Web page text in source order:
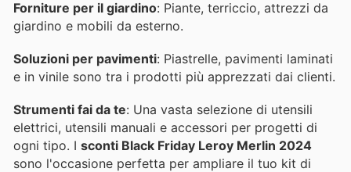
Forniture per il giardino: Piante, terriccio, attrezzi da
giardino e mobili da esterno.
Soluzioni per pavimenti: Piastrelle, pavimenti laminati
e in vinile sono tra i prodotti più apprezzati dai clienti.
Strumenti fai da te: Una vasta selezione di utensili
elettrici, utensili manuali e accessori per progetti di
ogni tipo. I sconti Black Friday Leroy Merlin 2024
sono l'occasione perfetta per ampliare il tuo kit di